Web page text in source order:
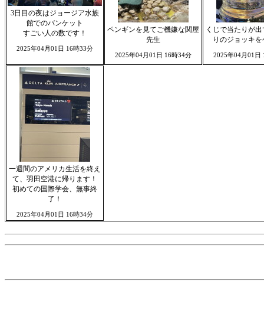
3日目の夜はジョージア水族
館でのバンケット
すごい人の数です！
2025年04月01日 16時33分
ペンギンを見てご機嫌な関屋
先生
2025年04月01日 16時34分
くじで当たりが
りのジョッキ
2025年04月01日
一週間のアメリカ生活を終え
て、羽田空港に帰ります！
初めての国際学会、無事終
了！
2025年04月01日 16時34分